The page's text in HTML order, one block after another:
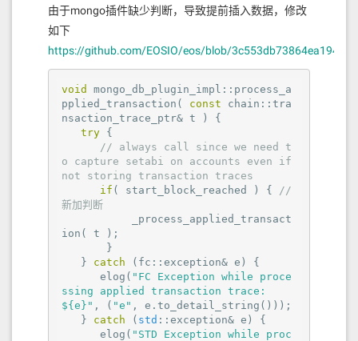
由于mongo插件缺少判断，导致提前插入数据，修改
如下
https://github.com/EOSIO/eos/blob/
void
mongo_db_plugin_impl::process_a
pplied_transaction( const chain::tra
nsaction_trace_ptr& t ) {
try {
// always call since we need t
o capture setabi on accounts even if
not storing transaction traces
if ( start_block_reached ) {
//
新加判断
ion( t );
   }
catch (fc::exception& e) {
      elog(
"FC Exception while proce
ssing applied transaction trace:
${e}" , ( "e" , e.to_detail_string()));
   }
catch ( std ::exception& e) {
      elog(
"STD Exception while proc